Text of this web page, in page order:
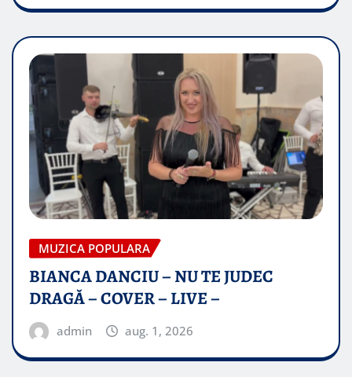
MUZICA POPULARA
BIANCA DANCIU – NU TE JUDEC
DRAGĂ – COVER – LIVE –
admin aug. 1, 2026